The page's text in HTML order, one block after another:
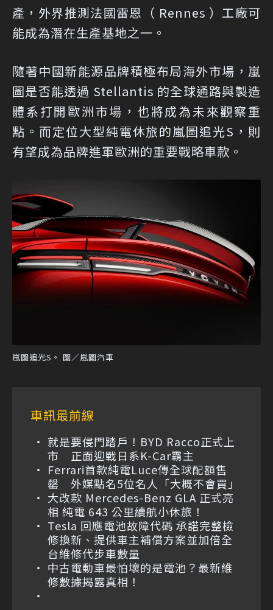
產，外界推測法國雷恩（ Rennes ）工廠可
能成為潛在生產基地之一。
隨著中國新能源品牌積極布局海外市場，嵐
圖是否能透過 Stellantis 的全球通路與製造
體系打開歐洲市場，也將成為未來觀察重
點。而定位大型純電休旅的嵐圖追光S，則
有望成為品牌進軍歐洲的重要戰略車款。
嵐圖追光S。 圖／嵐圖汽車
車訊最前線
就是要侵門踏戶！BYD Racco正式上
市 正面迎戰日系K-Car霸主
Ferrari首款純電Luce傳全球配額售
罄 外媒點名5位名人「大概不會買」
大改款 Mercedes-Benz GLA 正式亮
相 純電 643 公里續航小休旅！
Tesla 回應電池故障代碼 承諾完整檢
修換新、提供車主補償方案並加倍全
台維修代步車數量
中古電動車最怕壞的是電池？最新維
修數據揭露真相！